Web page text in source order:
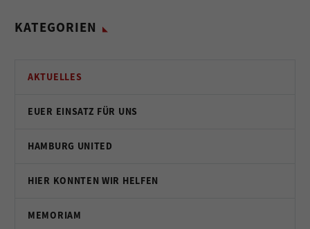
KATEGORIEN
AKTUELLES
EUER EINSATZ FÜR UNS
HAMBURG UNITED
HIER KONNTEN WIR HELFEN
MEMORIAM